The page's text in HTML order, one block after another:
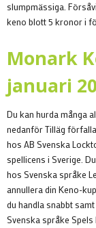
slumpmässiga.
keno blott 5 kronor i
Monark
januari
Du kan hurda många
nedanför Tilläg
hos AB Svenska
spellicens i Sverige.
hos Svenska språke
annullera din Keno-
du handla snabbt
Svenska språke Spels